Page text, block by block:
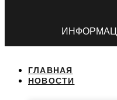
ГЛАВНАЯ
НОВОСТИ